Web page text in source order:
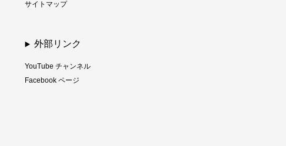
サイトマップ
外部リンク
YouTube チャンネル
Facebook ページ